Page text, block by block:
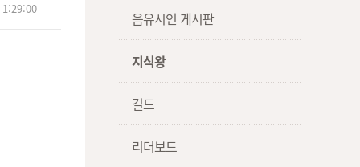
음유시인 게시판
지식왕
길드
리더보드